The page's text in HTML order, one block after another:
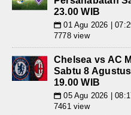
23.00 WIB
📅 01 Agu 2026 |
7778 view
Chelsea vs AC
Sabtu 8
19.00 WIB
📅 05 Agu 2026 |
7461 view